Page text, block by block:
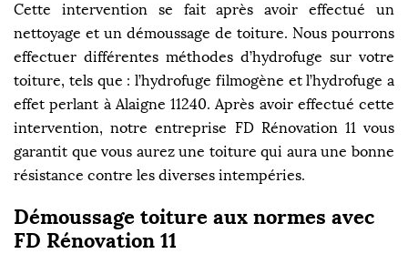
Cette intervention se fait après avoir effectué un
nettoyage et un démoussage de toiture. Nous pourrons
effectuer différentes méthodes d’hydrofuge sur votre
toiture, tels que : l’hydrofuge filmogène et l’hydrofuge a
effet perlant à Alaigne 11240. Après avoir effectué cette
intervention, notre entreprise FD Rénovation 11 vous
garantit que vous aurez une toiture qui aura une bonne
résistance contre les diverses intempéries.
Démoussage toiture aux normes avec
FD Rénovation 11